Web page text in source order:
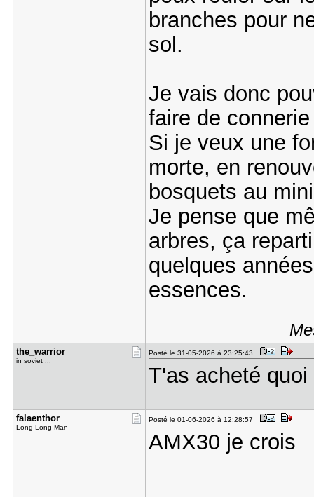
branches pour
sol.
Je vais donc
faire de
Si je veux une
morte, en
bosquets au
Je pense que
arbres, ça
quelques
essences.
the_warrio​r
in soviet ...
Posté le 31-05-2026 à 23:25:43
T'as acheté
falaenthor
Long Long Man
Posté le 01-06-2026 à 12:28:57
AMX30 je crois